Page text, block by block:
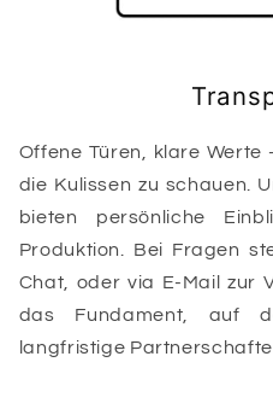
Offene Türen, klare
die Kulissen zu schauen.
bieten persönliche
Produktion. Bei Fragen
Chat, oder via E-Mail zur
das Fundament, auf
langfristige